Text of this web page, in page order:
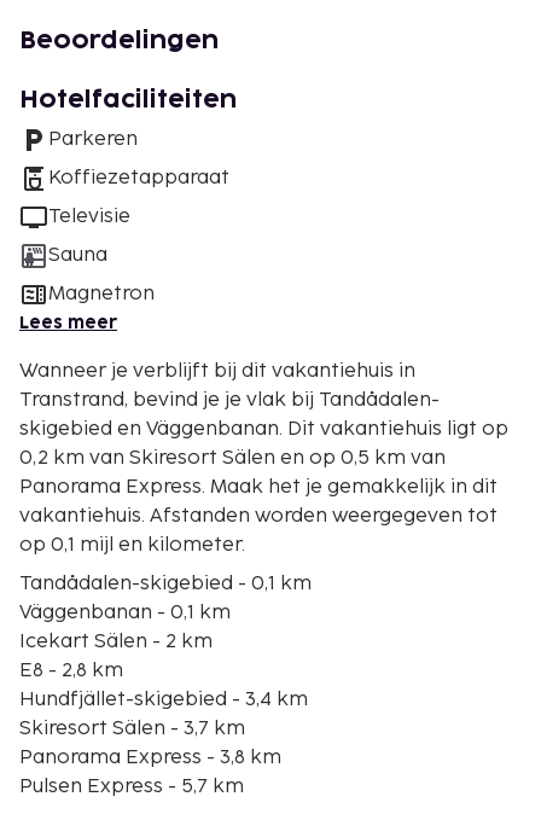
Beoordelingen
Hotelfaciliteiten
Parkeren
Koffiezetapparaat
Televisie
Sauna
Magnetron
Lees meer
Wanneer je verblijft bij dit vakantiehuis in
Transtrand, bevind je je vlak bij Tandådalen-
skigebied en Väggenbanan. Dit vakantiehuis ligt op
0,2 km van Skiresort Sälen en op 0,5 km van
Panorama Express. Maak het je gemakkelijk in dit
vakantiehuis. Afstanden worden weergegeven tot
op 0,1 mijl en kilometer.
Tandådalen-skigebied - 0,1 km
Väggenbanan - 0,1 km
Icekart Sälen - 2 km
E8 - 2,8 km
Hundfjället-skigebied - 3,4 km
Skiresort Sälen - 3,7 km
Panorama Express - 3,8 km
Pulsen Express - 5,7 km